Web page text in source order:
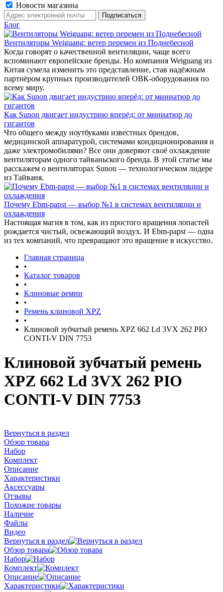
Новости магазина
Блог
Вентиляторы Weiguang: ветер перемен из Поднебесной
Когда говорят о качественной вентиляции, чаще всего
вспоминают европейские бренды. Но компания Weiguang из
Китая сумела изменить это представление, став надёжным
партнёром крупных производителей ОВК-оборудования по
всему миру.
Как Sunon двигает индустрию вперёд: от миниатюр до
гигантов
Что общего между ноутбуками известных брендов,
медицинской аппаратурой, системами кондиционирования и
даже электромобилями? Все они доверяют своё охлаждение
вентиляторам одного тайваньского бренда. В этой статье мы
расскажем о вентиляторах Sunon — технологическом лидере
из Тайваня.
Почему Ebm-papst — выбор №1 в системах вентиляции и
охлаждения
Настоящая магия в том, как из простого вращения лопастей
рождается чистый, освежающий воздух. И Ebm-papst — одна
из тех компаний, что превращают это вращение в искусство.
Главная страница
•
Каталог товаров
•
Клиновые ремни
•
Ремень клиновой XPZ
•
Клиновой зубчатый ремень XPZ 662 Ld 3VX 262 PIO
CONTI-V DIN 7753
Клиновой зубчатый ремень
XPZ 662 Ld 3VX 262 PIO
CONTI-V DIN 7753
Вернуться в раздел
Обзор товара
Набор
Комплект
Описание
Характеристики
Аксессуары
Отзывы
Похожие товары
Наличие
Файлы
Видео
Вернуться в раздел
Обзор товара
Набор
Комплект
Описание
Характеристики